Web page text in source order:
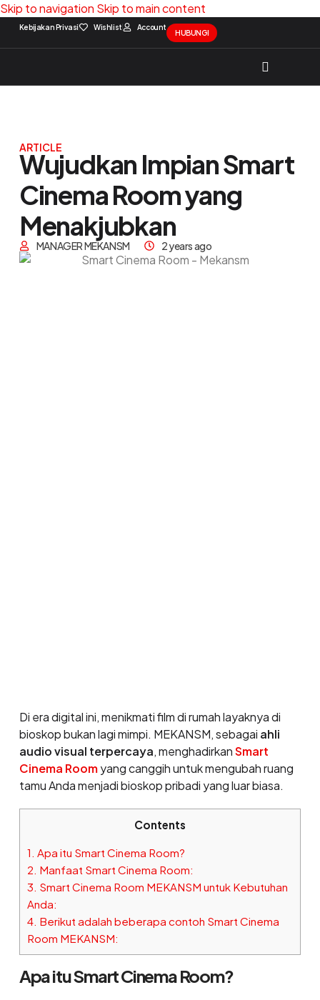
Skip to navigation Skip to main content
Kebijakan Privasi Wishlist Account
HUBUNGI
ARTICLE
Wujudkan Impian Smart
Cinema Room yang
Menakjubkan
MANAGER MEKANSM 2 years ago
Di era digital ini, menikmati film di rumah layaknya di
bioskop bukan lagi mimpi. MEKANSM, sebagai ahli
audio visual terpercaya, menghadirkanSmart
Cinema Roomyang canggih untuk mengubah ruang
tamu Anda menjadi bioskop pribadi yang luar biasa.
Contents
1. Apa itu Smart Cinema Room?
2. Manfaat Smart Cinema Room:
3. Smart Cinema Room MEKANSM untuk Kebutuhan
Anda:
4. Berikut adalah beberapa contoh Smart Cinema
Room MEKANSM:
Apa itu Smart Cinema Room?